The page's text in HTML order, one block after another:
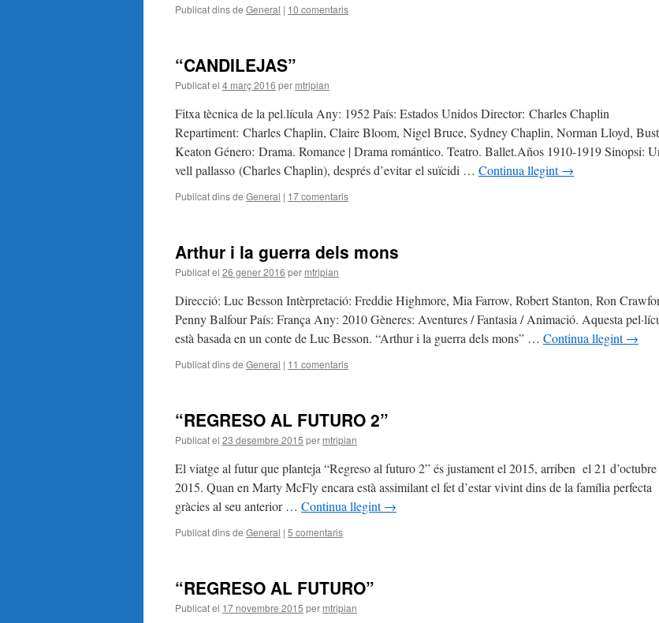
Publicat dins de General | 10 comentaris
“CANDILEJAS”
Publicat el 4 març 2016 per mtripian
Fitxa tècnica de la pel.lícula Any: 1952 País: Estados Unidos Director: Charles Chaplin
Repartiment: Charles Chaplin, Claire Bloom, Nigel Bruce, Sydney Chaplin, Norman Lloyd,
Keaton Género: Drama. Romance | Drama romántico. Teatro. Ballet.Años 1910-1919 Sinopsi:
vell pallasso (Charles Chaplin), després d’evitar el suïcidi … Continua llegint→
Publicat dins de General | 17 comentaris
Arthur i la guerra dels mons
Publicat el 26 gener 2016 per mtripian
Direcció: Luc Besson Intèrpretació: Freddie Highmore, Mia Farrow, Robert Stanton, Ron
Penny Balfour País: França Any: 2010 Gèneres: Aventures / Fantasia / Animació. Aquesta
està basada en un conte de Luc Besson. “Arthur i la guerra dels mons” … Continua llegint→
Publicat dins de General | 11 comentaris
“REGRESO AL FUTURO 2”
Publicat el 23 desembre 2015 per mtripian
El viatge al futur que planteja “Regreso al futuro 2” és justament el 2015, arriben el 21
2015. Quan en Marty McFly encara està assimilant el fet d’estar vivint dins de la família perfecta
gràcies al seu anterior … Continua llegint→
Publicat dins de General | 5 comentaris
“REGRESO AL FUTURO”
Publicat el 17 novembre 2015 per mtripian